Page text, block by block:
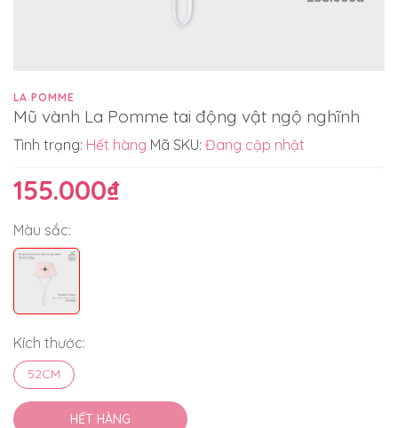
LA POMME
Mũ vành La Pomme tai động vật ngộ nghĩnh
Tình trạng: Hết hàng Mã SKU: Đang cập nhật
155.000₫
Màu sắc:
Kích thước:
52CM
HẾT HÀNG